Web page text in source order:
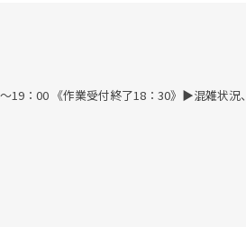
：00 《作業受付終了18：30》▶︎混雑状況